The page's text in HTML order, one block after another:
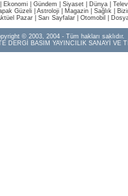
Ekonomi Gündem Siyaset Dünya |
Güzeli Astroloji Magazin Sağlık
Pazar| Sarı Sayfalar| Otomobil
© 2003, 2004 - Tüm hakları saklıdır.
DERGİ BASIM YAYINCILIK SANAYİ VE